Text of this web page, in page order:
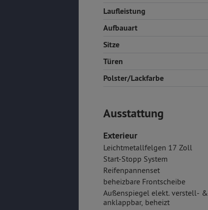
Laufleistung
Aufbauart
Sitze
Türen
Polster/Lackfarbe
Ausstattung
Exterieur
Leichtmetallfelgen 17 Zoll
Start-Stopp System
Reifenpannenset
beheizbare Frontscheibe
Außenspiegel elekt. verstell- &
anklappbar, beheizt